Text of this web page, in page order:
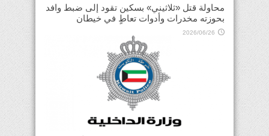
محاولة قتل «ثلاثيني» بسكين تقود إلى ضبط وافد
بحوزته مخدرات وأدوات تعاطٍ في خيطان
2026/06/26